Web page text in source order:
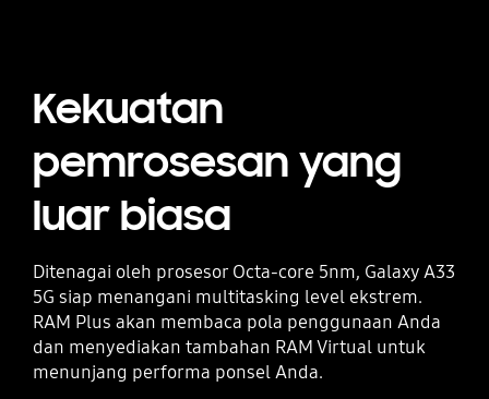
Kekuatan
pemrosesan yang
luar biasa
Ditenagai oleh prosesor Octa-core 5nm, Galaxy A33
5G siap menangani multitasking level ekstrem.
RAM Plus akan membaca pola penggunaan Anda
dan menyediakan tambahan RAM Virtual untuk
menunjang performa ponsel Anda.